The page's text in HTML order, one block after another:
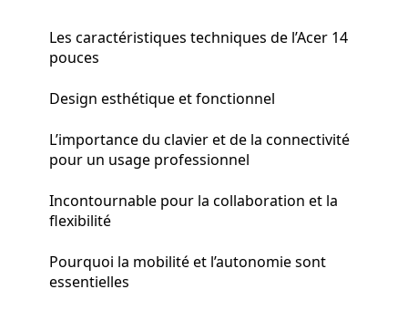
Les caractéristiques techniques de l’Acer 14
pouces
Design esthétique et fonctionnel
L’importance du clavier et de la connectivité
pour un usage professionnel
Incontournable pour la collaboration et la
flexibilité
Pourquoi la mobilité et l’autonomie sont
essentielles